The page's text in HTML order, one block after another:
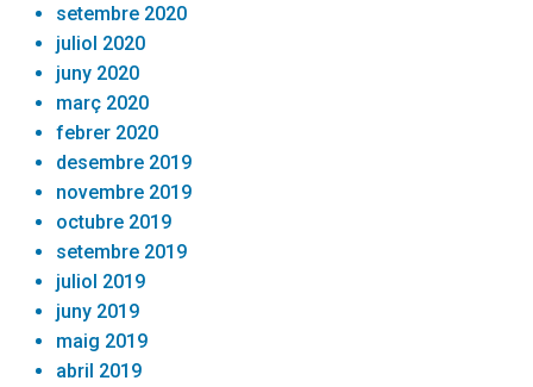
setembre 2020
juliol 2020
juny 2020
març 2020
febrer 2020
desembre 2019
novembre 2019
octubre 2019
setembre 2019
juliol 2019
juny 2019
maig 2019
abril 2019